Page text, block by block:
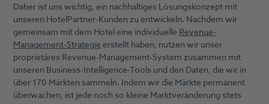
Daher ist uns wichtig, ein nachhaltiges Lösungskonzept mit
unseren HotelPartner-Kunden zu entwickeln. Nachdem wir
gemeinsam mit dem Hotel eine individuelleRevenue-
Management-Strategieerstellt haben, nutzen wir unser
proprietäres Revenue-Management-System zusammen mit
unseren Business-Intelligence-Tools und den Daten, die wir in
über 170 Märkten sammeln. Indem wir die Märkte permanent
überwachen, ist jede noch so kleine Marktveränderung stets